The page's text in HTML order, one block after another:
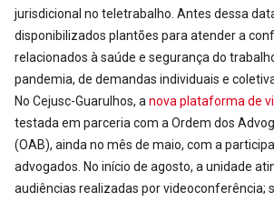
jurisdicional no teletrabalho. Antes dessa
disponibilizados plantões para atender a
relacionados à saúde e segurança do
pandemia, de demandas individuais e
No Cejusc-Guarulhos, a nova plataforma de
testada em parceria com a Ordem dos
(OAB), ainda no mês de maio, com a
advogados. No início de agosto, a unidade
audiências realizadas por videoconferência;